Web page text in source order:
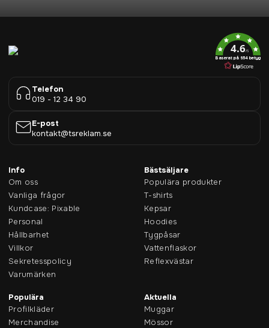
4.6/5
Baserat på 954 betyg
Telefon
019 - 12 34 90
E-post
kontakt@tsreklam.se
Info
Om oss
Vanliga frågor
Kundcase: Pixable
Personal
Hållbarhet
Villkor
Sekretesspolicy
Varumärken
Bästsäljare
Populära produkter
T-shirts
Kepsar
Hoodies
Tygpåsar
Vattenflaskor
Reflexvästar
Populära
Profilkläder
Merchandise
Aktuella
Muggar
Mössor